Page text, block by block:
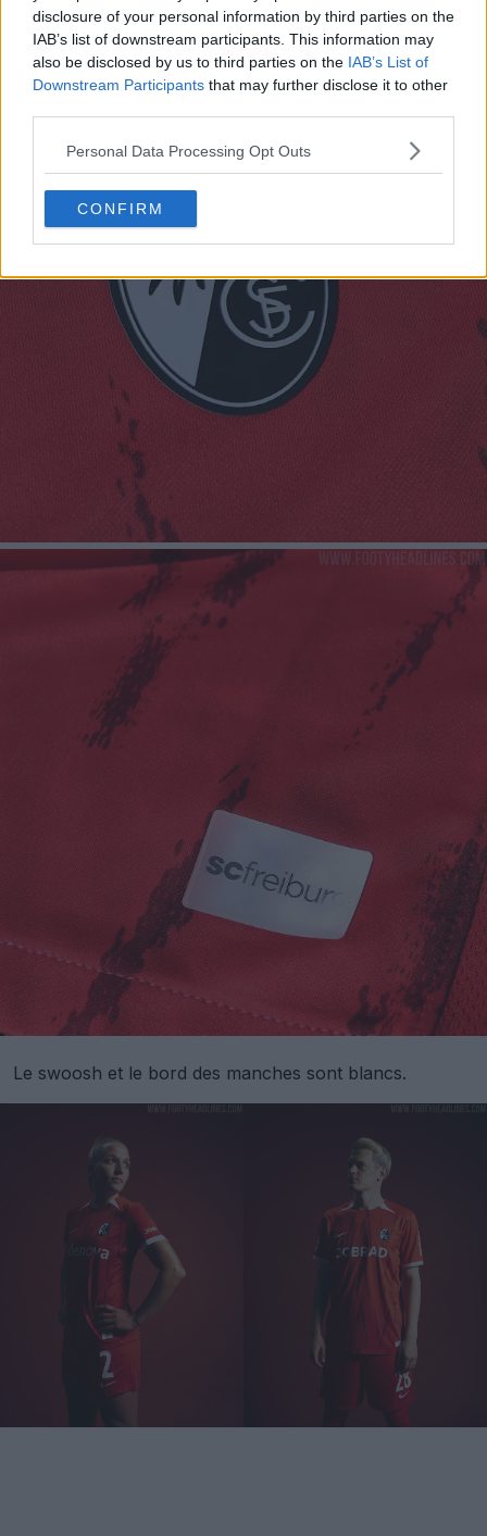
disclosure of your personal information by third parties on the
IAB’s list of downstream participants. This information may
also be disclosed by us to third parties on the IAB’s List of
Downstream Participants that may further disclose it to other
Personal Data Processing Opt Outs
CONFIRM
côte à côte dans une nuance de rouge plus foncée.
Le swoosh et le bord des manches sont blancs.